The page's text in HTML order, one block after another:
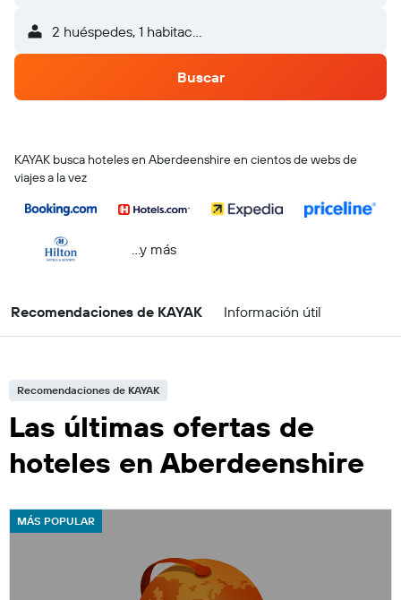
2 huéspedes, 1 habitación
Buscar
KAYAK busca hoteles en Aberdeenshire en cientos de webs de
viajes a la vez
...y más
Recomendaciones de KAYAK Información útil
Recomendaciones de KAYAK
Las últimas ofertas de
hoteles en Aberdeenshire
MÁS POPULAR